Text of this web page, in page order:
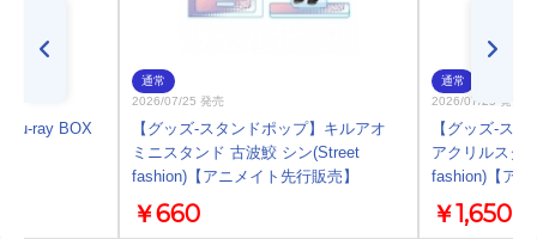
ray BOX
通常
2026/07/25 発売
【グッズ-スタンドポップ】キルアオ
ミニスタンド 古波鮫 シン(Street
fashion)【アニメイト先行販売】
￥660
通常
2026/07/25 発売
【グッズ-ス
アクリルスタ
fashion)【ア
￥1,650